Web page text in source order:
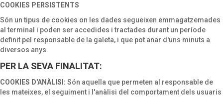
COOKIES PERSISTENTS
Són un tipus de cookies on les dades segueixen emmagatzemades
al terminal i poden ser accedides i tractades durant un període
definit pel responsable de la galeta, i que pot anar d'uns minuts a
diversos anys.
PER LA SEVA FINALITAT:
COOKIES D'ANÀLISI: Són aquella que permeten al responsable de
les mateixes, el seguiment i l'anàlisi del comportament dels usuaris